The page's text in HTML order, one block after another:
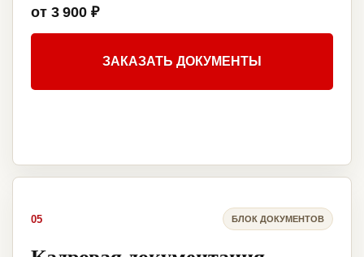
от 3 900 ₽
ЗАКАЗАТЬ ДОКУМЕНТЫ
05 БЛОК ДОКУМЕНТОВ